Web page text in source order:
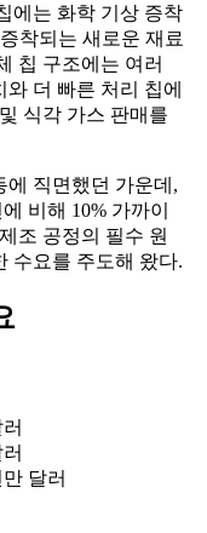
에는 화학 기상 증착
착되는 새로운 재료
칩 구조에는 여러
더 빠른 처리 칩에
식각 가스 판매를
에 직면했던 가운데,
비해 10% 가까이
조 공정의 필수 원
수요를 주도해 왔다.
달러